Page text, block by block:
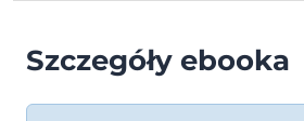
Szczegóły ebooka